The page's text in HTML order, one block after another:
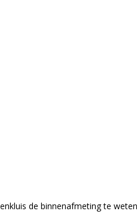
de binnenafmeting te